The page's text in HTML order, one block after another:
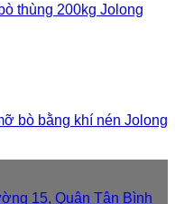
thùng 200kg Jolong
bò bằng khí nén Jolong
15, Quận Tân Bình